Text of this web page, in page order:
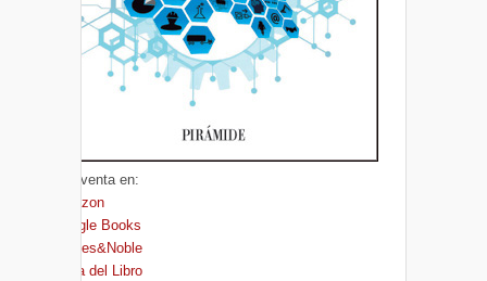
A la venta en:
Amazon
Google Books
Barnes&Noble
Casa del Libro